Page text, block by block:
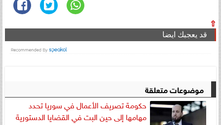
⇧
قد يعجبك ايضا
موضوعات متعلقة
حكومة تصريف الأعمال في سوريا تحدد
مهامها إلى حين البت في القضايا الدستورية